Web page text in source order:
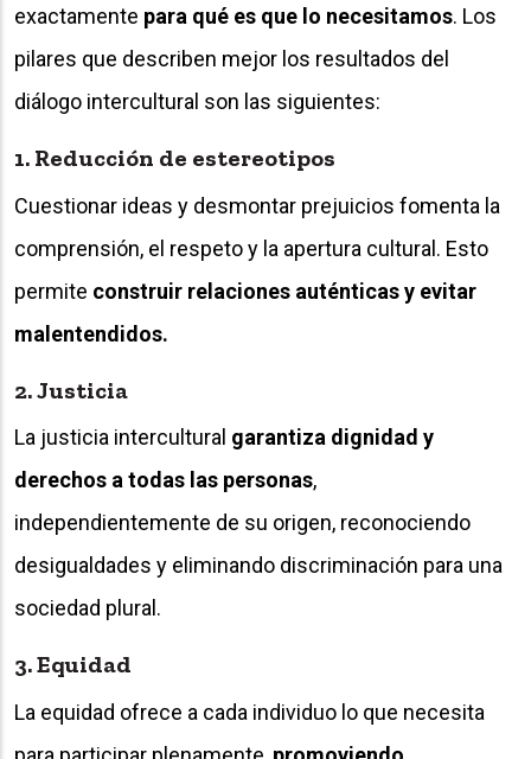
exactamente para qué es que lo necesitamos. Los
pilares que describen mejor los resultados del
diálogo intercultural son las siguientes:
1. Reducción de estereotipos
Cuestionar ideas y desmontar prejuicios fomenta la
comprensión, el respeto y la apertura cultural. Esto
permite construir relaciones auténticas y evitar
malentendidos.
2. Justicia
La justicia intercultural garantiza dignidad y
derechos a todas las personas,
independientemente de su origen, reconociendo
desigualdades y eliminando discriminación para una
sociedad plural.
3. Equidad
La equidad ofrece a cada individuo lo que necesita